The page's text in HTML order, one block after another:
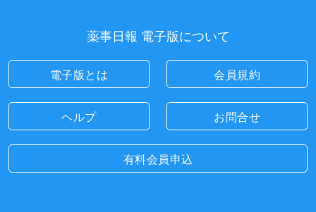
薬事日報 電子版について
電子版とは 会員規約
ヘルプ お問合せ
有料会員申込